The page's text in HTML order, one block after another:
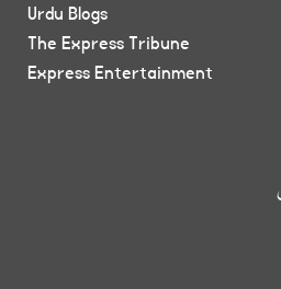
Urdu Blogs
The Express Tribune
Express Entertainment